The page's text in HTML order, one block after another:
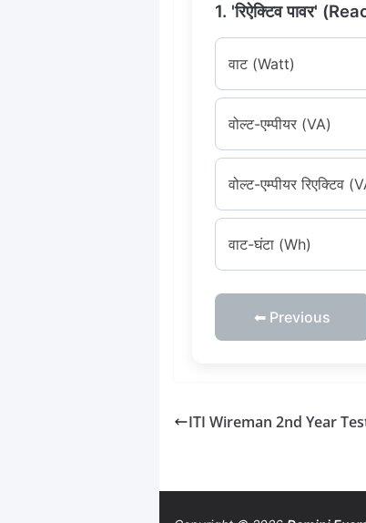
1. 'रिऐक्टिव पावर'
वाट (Watt)
वोल्ट-एम्पीयर (VA)
वोल्ट-एम्पीयर रिएक्टिव
वाट-घंटा (Wh)
⬅ Previous
ITI Wireman 2nd Year